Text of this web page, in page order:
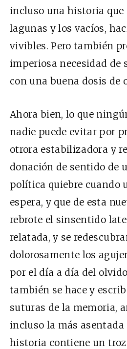
incluso una historia que
lagunas y los vacíos,
vivibles. Pero también
imperiosa necesidad de
con una buena dosis de
Ahora bien, lo que
nadie puede evitar por
otrora estabilizadora y
donación de sentido de
política quiebre cuando
espera, y que de esta
rebrote el sinsentido
relatada, y se
dolorosamente los
por el día a día del
también se hace y
suturas de la memoria,
incluso la más
historia contiene un